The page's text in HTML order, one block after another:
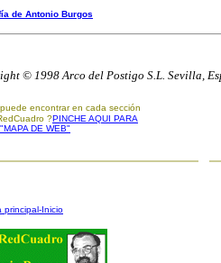
de Antonio Burgos
© 1998 Arco del Postigo S.L. Sevilla,
encontrar en cada sección
?PINCHE AQUI PARA
DE WEB"
principal-Inicio